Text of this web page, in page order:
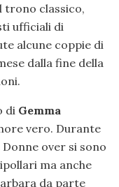
trono classico,
ufficiali di
alcune coppie di
dalla fine della
di Gemma
vero. Durante
over si sono
ma anche
da parte